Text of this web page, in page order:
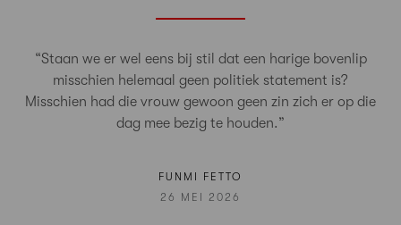
“Staan we er wel eens bij stil dat een harige bovenlip
misschien helemaal geen politiek statement is?
Misschien had die vrouw gewoon geen zin zich er op die
dag mee bezig te houden.”
FUNMI FETTO
26 MEI 2026